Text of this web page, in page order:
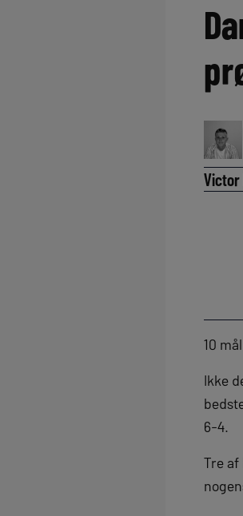
Victor
10
Ikke
6-4.
Tre